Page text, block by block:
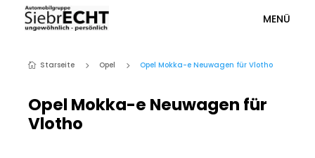
MENÜ
 Starseite 5 Opel 5 Opel Mokka-e Neuwagen für Vlotho
Opel Mokka-e Neuwagen für
Vlotho